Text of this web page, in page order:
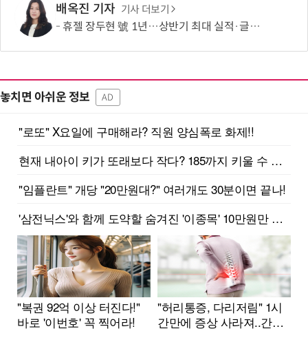
배옥진 기자 기사 더보기
휴젤 장두현 號 1년…상반기 최대 실적·글로벌 성장 본궤도
놓치면 아쉬운 정보 AD